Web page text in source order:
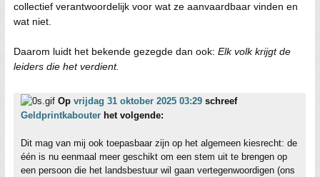
collectief verantwoordelijk voor wat ze aanvaardbaar vinden en
wat niet.
Daarom luidt het bekende gezegde dan ook: Elk volk krijgt de
leiders die het verdient.
Op vrijdag 31 oktober 2025 03:29 schreef
Geldprintkabouter het volgende:
Dit mag van mij ook toepasbaar zijn op het algemeen kiesrecht: de
één is nu eenmaal meer geschikt om een stem uit te brengen op
een persoon die het landsbestuur wil gaan vertegenwoordigen (ons